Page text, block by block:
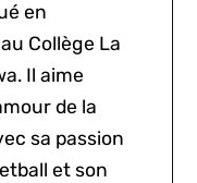
en
Collège La
Il aime
de la
sa passion
et son